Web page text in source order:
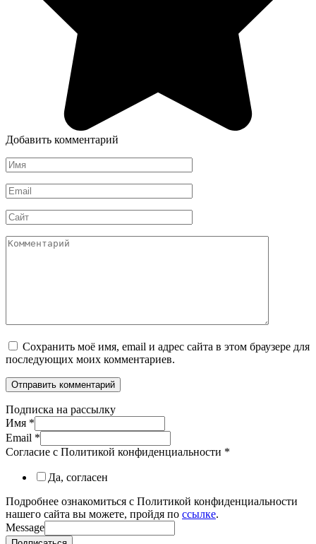
Добавить комментарий
Имя
*
Email
*
Сайт
Комментарий
Сохранить моё имя, email и адрес сайта в этом браузере для
последующих моих комментариев.
Подписка на рассылку
Имя *
Email *
Согласие с Политикой конфиденциальности *
Да, согласен
Подробнее ознакомиться с Политикой конфиденциальности
нашего сайта вы можете, пройдя по ссылке.
Message